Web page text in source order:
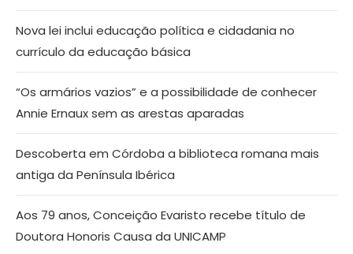
Nova lei inclui educação política e cidadania no
currículo da educação básica
“Os armários vazios” e a possibilidade de conhecer
Annie Ernaux sem as arestas aparadas
Descoberta em Córdoba a biblioteca romana mais
antiga da Península Ibérica
Aos 79 anos, Conceição Evaristo recebe título de
Doutora Honoris Causa da UNICAMP